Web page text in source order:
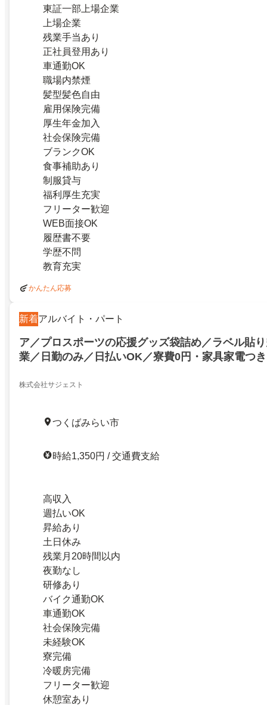
東証一部上場企業
上場企業
残業手当あり
正社員登用あり
車通勤OK
職場内禁煙
髪型髪色自由
雇用保険完備
厚生年金加入
社会保険完備
ブランクOK
食事補助あり
制服貸与
福利厚生充実
フリーター歓迎
WEB面接OK
履歴書不要
学歴不問
教育充実
かんたん応募
新着アルバイト・パート
ア／プロスポーツの応援グッズ袋詰め／ラベル貼
業／日勤のみ／日払いOK／寮費0円・家具家電つ
株式会社サジェスト
つくばみらい市
時給1,350円 / 交通費支給
高収入
週払いOK
昇給あり
土日休み
残業月20時間以内
夜勤なし
研修あり
バイク通勤OK
車通勤OK
社会保険完備
未経験OK
寮完備
冷暖房完備
フリーター歓迎
休憩室あり